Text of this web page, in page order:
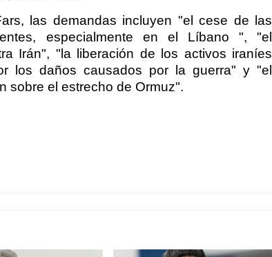
las demandas incluyen "el cese de las
especialmente en el Líbano ", "el
Irán", "la liberación de los activos iraníes
los daños causados por la guerra" y "el
n sobre el estrecho de Ormuz".